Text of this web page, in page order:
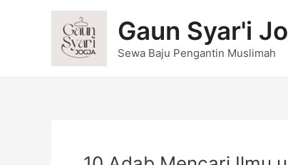
Gaun Syar'i
Sewa Baju Pengantin Muslimah
Post
navigation